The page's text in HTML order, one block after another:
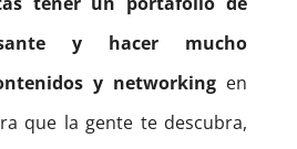
y hacer mucho
y networking en
que la gente te descubra,